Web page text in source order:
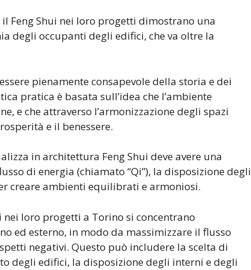
Feng Shui nei loro progetti dimostrano una
degli occupanti degli edifici, che va oltre la
pienamente consapevole della storia e dei
pratica è basata sull’idea che l’ambiente
e che attraverso l’armonizzazione degli spazi
e il benessere.
in architettura Feng Shui deve avere una
di energia (chiamato “Qi”), la disposizione degli
creare ambienti equilibrati e armoniosi.
loro progetti a Torino si concentrano
ed esterno, in modo da massimizzare il flusso
negativi. Questo può includere la scelta di
degli edifici, la disposizione degli interni e degli